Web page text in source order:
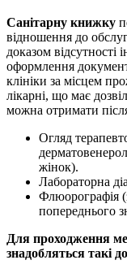
Санітарну книжку
відношення до
доказом відсутності
оформлення
клініки за місцем
лікарні, що має
можна отримати
Огляд
жінок).
Лабораторна
Флюорографія
попереднього
Для проходження
знадобляться такі